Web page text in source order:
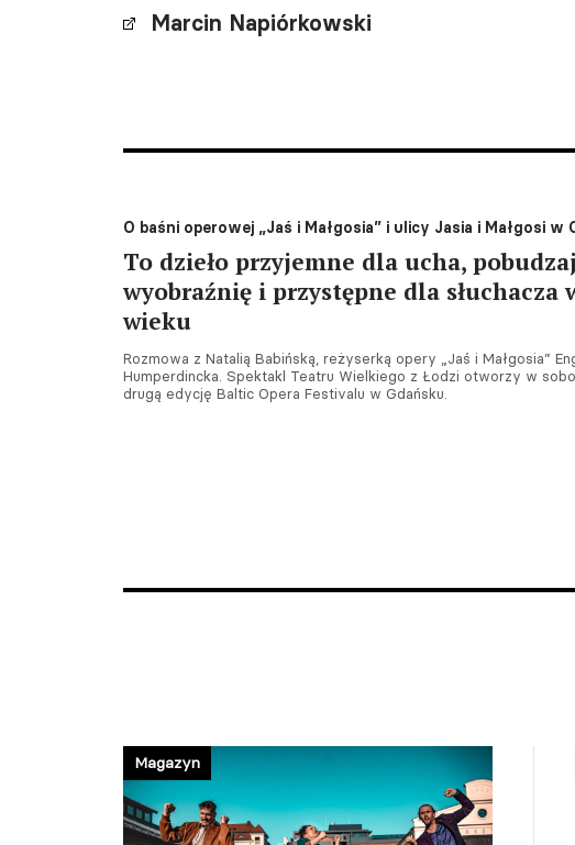
Marcin Napiórkowski
O baśni operowej „Jaś i Małgosia” i ulicy Jasia i Małgosi w
To dzieło przyjemne dla ucha,
wyobraźnię i przystępne dla słuchacza
wieku
Rozmowa z Natalią Babińską, reżyserką opery „Jaś i Małgosia”
Humperdincka. Spektakl Teatru Wielkiego z Łodzi otworzy w
drugą edycję Baltic Opera Festivalu w Gdańsku.
Magazyn